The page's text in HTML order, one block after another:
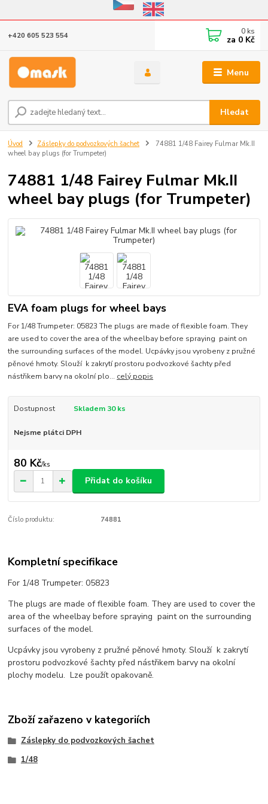
Eshop v provozu do 31.10.2026
Menu
Hledat
+420 605 523 554 0 ks
za 0 Kč
Úvod Záslepky do podvozkových šachet
74881 1/48 Fairey Fulmar Mk.II
wheel bay plugs (for Trumpeter)
74881 1/48 Fairey Fulmar Mk.II
wheel bay plugs (for Trumpeter)
EVA foam plugs for wheel bays
For 1/48 Trumpeter: 05823 The plugs are made of flexible foam. They
are used to cover the area of the wheelbay before spraying paint on
the surrounding surfaces of the model. Ucpávky jsou vyrobeny z pružné
pěnové hmoty. Slouží k zakrytí prostoru podvozkové šachty před
nástřikem barvy na okolní plo... celý popis
Dostupnost Skladem 30 ks
Nejsme plátci DPH
80 Kč/ks
Přidat do košíku
Číslo produktu: 74881
Kompletní specifikace
For 1/48 Trumpeter: 05823
The plugs are made of flexible foam. They are used to cover the
area of the wheelbay before spraying paint on the surrounding
surfaces of the model.
Ucpávky jsou vyrobeny z pružné pěnové hmoty. Slouží k zakrytí
prostoru podvozkové šachty před nástřikem barvy na okolní
plochy modelu. Lze použít opakovaně.
Zboží zařazeno v kategoriích
Záslepky do podvozkových šachet
1/48